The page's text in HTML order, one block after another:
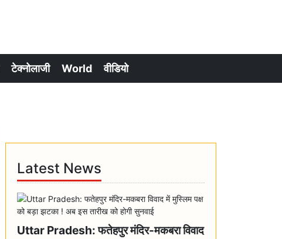
टेक्नोलाजी World वीडियो
Latest News
Uttar Pradesh: फतेहपुर मंदिर-मकबरा विवाद